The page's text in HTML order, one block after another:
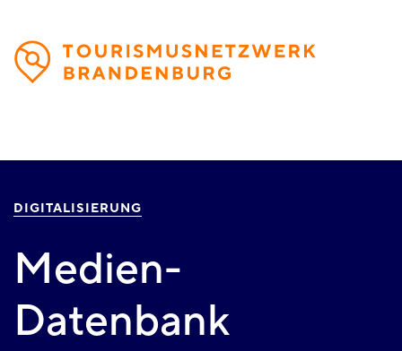
Direkt
zum
Inhalt
DIGITALISIERUNG
Medien-
Datenbank